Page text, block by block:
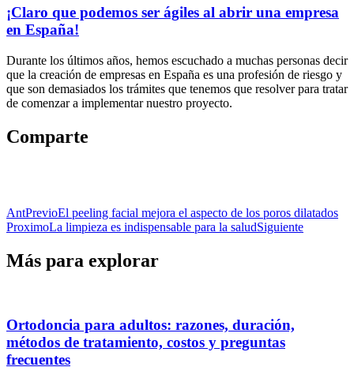
¡Claro que podemos ser ágiles al abrir una empresa
en España!
Durante los últimos años, hemos escuchado a muchas personas decir
que la creación de empresas en España es una profesión de riesgo y
que son demasiados los trámites que tenemos que resolver para tratar
de comenzar a implementar nuestro proyecto.
Comparte
AntPrevioEl peeling facial mejora el aspecto de los poros dilatados
ProximoLa limpieza es indispensable para la saludSiguiente
Más para explorar
Ortodoncia para adultos: razones, duración,
métodos de tratamiento, costos y preguntas
frecuentes